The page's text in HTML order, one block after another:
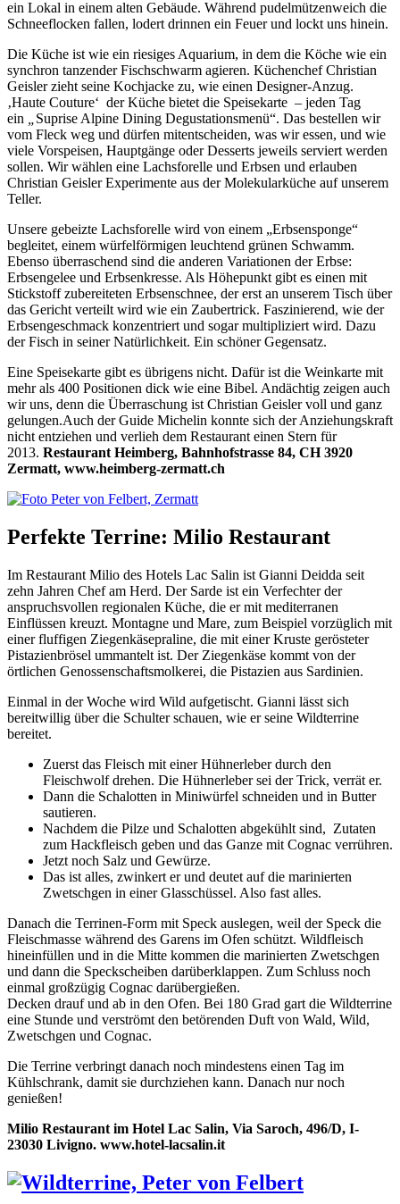
ein Lokal in einem alten Gebäude. Während pudelmützenweich die
Schneeflocken fallen, lodert drinnen ein Feuer und lockt uns hinein.
Die Küche ist wie ein riesiges Aquarium, in dem die Köche wie ein
synchron tanzender Fischschwarm agieren. Küchenchef Christian
Geisler zieht seine Kochjacke zu, wie einen Designer-Anzug.
‚Haute Couture‘ der Küche bietet die Speisekarte – jeden Tag
ein
Suprise Alpine Dining Degustationsmenü“. Das bestellen wir
vom Fleck weg und dürfen mitentscheiden, was wir essen, und wie
viele Vorspeisen, Hauptgänge oder Desserts jeweils serviert werden
sollen. Wir wählen eine Lachsforelle und Erbsen und erlauben
Christian Geisler Experimente aus der Molekularküche auf unserem
Teller.
Unsere gebeizte Lachsforelle wird von einem „Erbsensponge“
begleitet, einem würfelförmigen leuchtend grünen Schwamm.
Ebenso überraschend sind die anderen Variationen der Erbse:
Erbsengelee und Erbsenkresse. Als Höhepunkt gibt es einen mit
Stickstoff zubereiteten Erbsenschnee, der erst an unserem Tisch über
das Gericht verteilt wird wie ein Zaubertrick. Faszinierend, wie der
Erbsengeschmack konzentriert und sogar multipliziert wird. Dazu
der Fisch in seiner Natürlichkeit. Ein schöner Gegensatz.
Eine Speisekarte gibt es übrigens nicht. Dafür ist die Weinkarte mit
mehr als 400 Positionen dick wie eine Bibel. Andächtig zeigen auch
wir uns, denn die Überraschung ist Christian Geisler voll und ganz
gelungen.Auch der Guide Michelin konnte sich der Anziehungskraft
nicht entziehen und verlieh dem Restaurant einen Stern für
2013. Restaurant Heimberg, Bahnhofstrasse 84, CH 3920
Zermatt, www.heimberg-zermatt.ch
Perfekte Terrine: Milio Restaurant
Im Restaurant Milio des Hotels Lac Salin ist Gianni Deidda seit
zehn Jahren Chef am Herd. Der Sarde ist ein Verfechter der
anspruchsvollen regionalen Küche, die er mit mediterranen
Einflüssen kreuzt. Montagne und Mare, zum Beispiel vorzüglich mit
einer fluffigen Ziegenkäsepraline, die mit einer Kruste gerösteter
Pistazienbrösel ummantelt ist. Der Ziegenkäse kommt von der
örtlichen Genossenschaftsmolkerei, die Pistazien aus Sardinien.
Einmal in der Woche wird Wild aufgetischt. Gianni lässt sich
bereitwillig über die Schulter schauen, wie er seine Wildterrine
bereitet.
Zuerst das Fleisch mit einer Hühnerleber durch den
Fleischwolf drehen. Die Hühnerleber sei der Trick, verrät er.
Dann die Schalotten in Miniwürfel schneiden und in Butter
sautieren.
Nachdem die Pilze und Schalotten abgekühlt sind, Zutaten
zum Hackfleisch geben und das Ganze mit Cognac verrühren.
Jetzt noch Salz und Gewürze.
Das ist alles, zwinkert er und deutet auf die marinierten
Zwetschgen in einer Glasschüssel. Also fast alles.
Danach die Terrinen-Form mit Speck auslegen, weil der Speck die
Fleischmasse während des Garens im Ofen schützt. Wildfleisch
hineinfüllen und in die Mitte kommen die marinierten Zwetschgen
und dann die Speckscheiben darüberklappen. Zum Schluss noch
einmal großzügig Cognac darübergießen.
Decken drauf und ab in den Ofen. Bei 180 Grad gart die Wildterrine
eine Stunde und verströmt den betörenden Duft von Wald, Wild,
Zwetschgen und Cognac.
Die Terrine verbringt danach noch mindestens einen Tag im
Kühlschrank, damit sie durchziehen kann. Danach nur noch
genießen!
Milio Restaurant im Hotel Lac Salin, Via Saroch, 496/D, I-
23030 Livigno. www.hotel-lacsalin.it